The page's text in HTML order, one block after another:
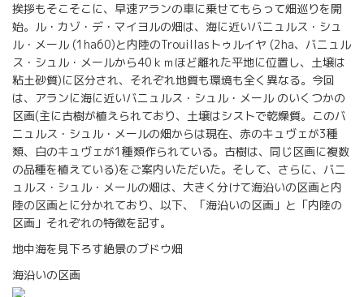
挨拶もそこそこに、早速アランの車に乗せてもらって畑巡りを開
始。ル・カゾ・デ・マイヨルの畑は、海に近いバニュルス・シュ
ル・メール (1ha60)と内陸のTrouillasトゥルイヤ (2ha、バニュル
ス・シュル・メールから40ｋｍほど離れた平地に位置し、土壌は
粘土砂質)に区分され、それぞれ地質も環境も全く異なる。今回
は、アランに海に近いバニュルス・シュル・メール のいくつかの
区画(主に古樹が植えられており、土壌はシストで乾燥質。このバ
ニュルス・シュル・メールの畑からは現在、赤のキュヴェが3種
類、白のキュヴェが1種類作られている。古樹は、同じ区画に複数
の品種を植えている)をご案内いただいた。そして、さらに、バニ
ュルス・シュル・メールの畑は、大きく分けて海沿いの区画と内
陸の区画とに分かれており、以下、「海沿いの区画」と「内陸の
区画」それぞれの特徴を記す。
地中海を見下ろす絶景のブドウ畑
海沿いの区画